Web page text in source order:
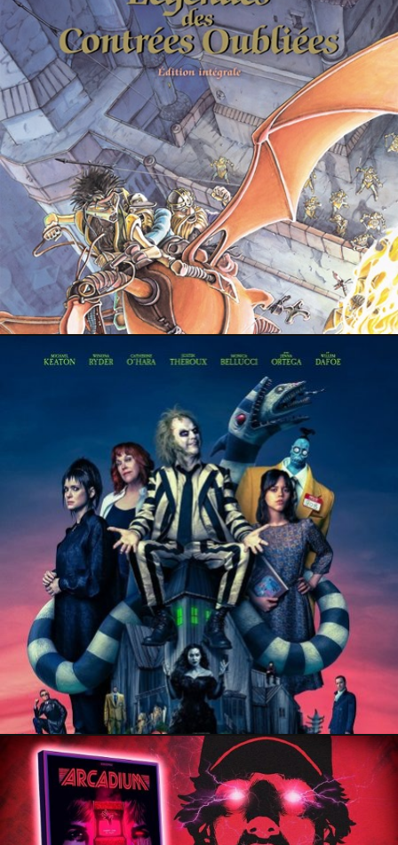
13 novembre 2024
28 octobre 2024